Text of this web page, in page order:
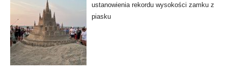
ustanowienia rekordu wysokości zamku z
piasku